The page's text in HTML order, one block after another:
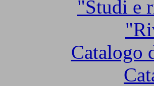
"Studi e
Catalogo